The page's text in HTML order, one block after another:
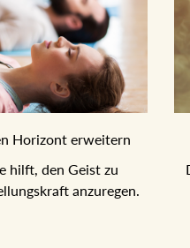
Horizont erweitern
hilft, den Geist zu